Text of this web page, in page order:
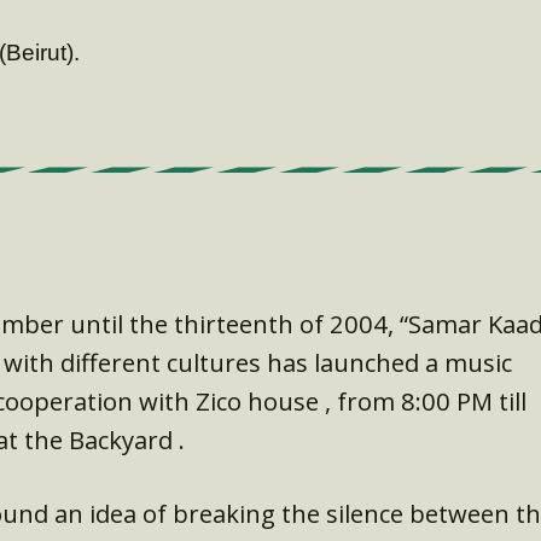
until the thirteenth of 2004, “Samar
different cultures has launched a music
with Zico house , from 8:00 PM till
the Backyard .
an idea of breaking the silence between